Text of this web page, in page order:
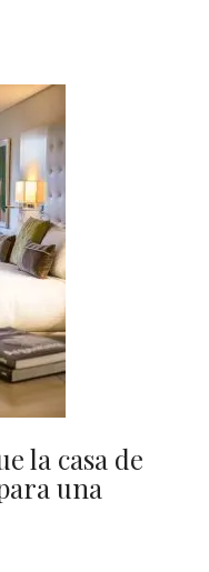
la casa de
una